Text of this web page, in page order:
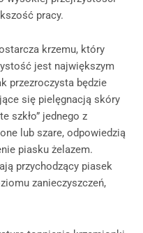
pracy.
krzemu, który
jest największym
przezroczysta będzie
się pielęgnacją skóry
szkło” jednego z
lub szare, odpowiedzią
piasku żelazem.
przychodzący piasek
zanieczyszczeń,